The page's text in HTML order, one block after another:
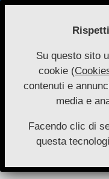
Skip
Nuove
Primary
Navigation
sindrome
Su questo sito
cookie (
contenuti e
media e
Facendo clic di
questa